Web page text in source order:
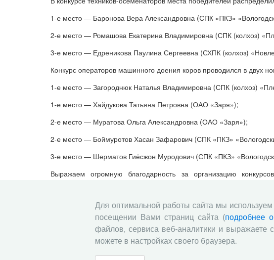
1-е место — Баронова Вера Александровна (СПК «ПКЗ»
2-е место — Ромашова Екатерина Владимировна (СПК (колхоз)
3-е место — Едреникова Паулина Сергеевна (СХПК (колхоз)
Конкурс операторов машинного доения коров проводился в двух
1-е место — Загороднюк Наталья Владимировна (СПК (колхоз)
1-е место — Хайдукова Татьяна Петровна (ОАО «Заря»);
2-е место — Муратова Ольга Александровна (ОАО «Заря»);
2-е место — Боймуротов Хасан Зафарович (СПК «ПКЗ»
3-е место — Шерматов Гиёсжон Муродович (СПК «ПКЗ»
Выражаем огромную благодарность за организацию
Управления социально­экономического развития села Николаю
отдела агропромышленного комплекса Боровиковой
«Племпредприятие «Вологодское» Ларисе Лолиевне
машинного доения коров Харлапановой Елене Леонидовне.
Прикрепленные файлы
Для оптимальной работы сайта мы используем
посещении Вами страниц сайта (подробнее
файлов, сервиса веб-аналитики и выражаете
можете в настройках своего браузера.